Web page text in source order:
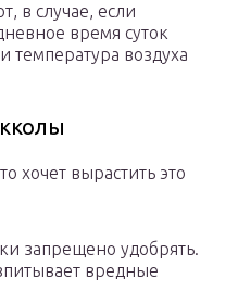
в случае, если
время суток
температура воздуха
хочет вырастить это
запрещено удобрять.
вредные